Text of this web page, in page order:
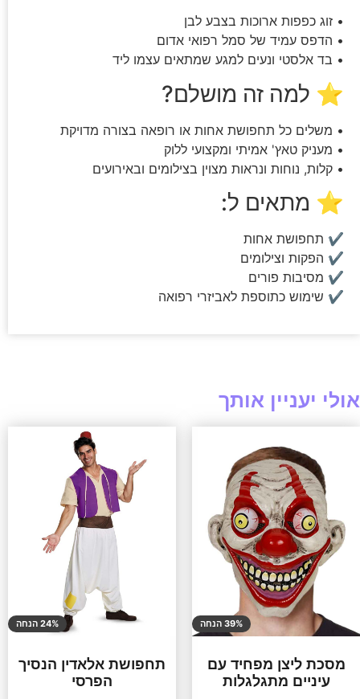
• זוג כפפות ארוכות בצבע לבן
• הדפס עמיד של סמל רפואי אדום
• בד אלסטי ונעים למגע שמתאים עצמו ליד
⭐ למה זה מושלם?
• משלים כל תחפושת אחות או רופאה בצורה מדויקת
• מעניק טאץ' אמיתי ומקצועי ללוק
• קלות, נוחות ונראות מצוין בצילומים ובאירועים
⭐ מתאים ל:
✔ תחפושת אחות
✔ הפקות וצילומים
✔ מסיבות פורים
✔ שימוש כתוספת לאביזרי רפואה
אולי יעניין אותך
39% הנחה
מסכת ליצן מפחיד עם
עיניים מתגלגלות
24% הנחה
תחפושת אלאדין הנסיך
הפרסי